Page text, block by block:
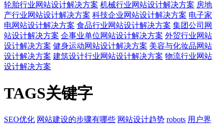
轮胎行业网站设计解决方案 机械行业网站设计解决方案 房地
产行业网站设计解决方案 科技企业网站设计解决方案 电子家
电网站设计解决方案 食品行业网站设计解决方案 集团公司网
站设计解决方案 企事业单位网站设计解决方案 外贸行业网站
设计解决方案 健身运动网站设计解决方案 美容与化妆品网站
设计解决方案 建筑设计行业网站设计解决方案 物流行业网站
设计解决方案
TAGS关键字
SEO优化 网站建设的步骤有哪些 网站设计趋势 robots 用户界